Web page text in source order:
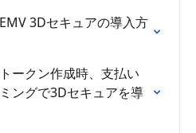
3Dセキュアの導入方
ークン作成時、支払い
ングで3Dセキュアを導